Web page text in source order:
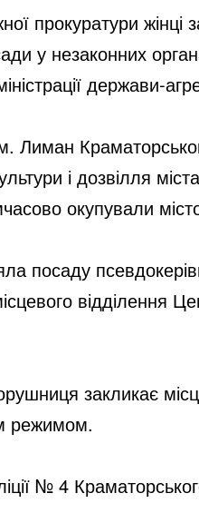
прокуратури
у незаконних
держави-
Лиман
і дозвілля
окупували
посаду
відділення
закликає
режимом.
№ 4